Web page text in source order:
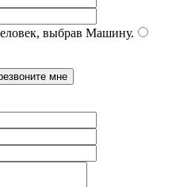
выбрав Машину.